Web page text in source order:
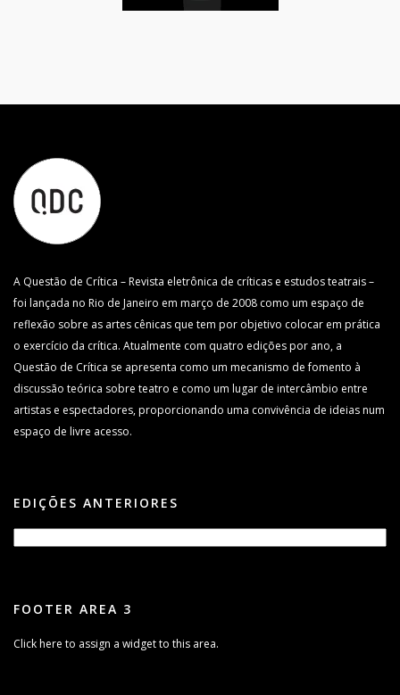
A Questão de Crítica – Revista eletrônica de críticas e estudos teatrais –
foi lançada no Rio de Janeiro em março de 2008 como um espaço de
reflexão sobre as artes cênicas que tem por objetivo colocar em prática
o exercício da crítica. Atualmente com quatro edições por ano, a
Questão de Crítica se apresenta como um mecanismo de fomento à
discussão teórica sobre teatro e como um lugar de intercâmbio entre
artistas e espectadores, proporcionando uma convivência de ideias num
espaço de livre acesso.
EDIÇÕES ANTERIORES
FOOTER AREA 3
Click here to assign a widget to this area.